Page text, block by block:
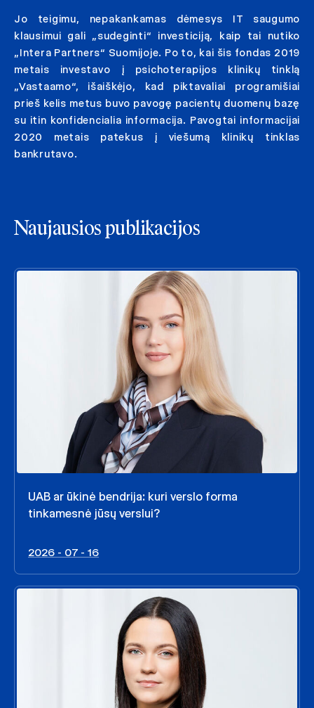
Jo teigimu, nepakankamas dėmesys IT saugumo
klausimui gali „sudeginti“ investiciją, kaip tai nutiko
„Intera Partners“ Suomijoje. Po to, kai šis fondas 2019
metais investavo į psichoterapijos klinikų tinklą
„Vastaamo“, išaiškėjo, kad piktavaliai programišiai
prieš kelis metus buvo pavogę pacientų duomenų bazę
su itin konfidencialia informacija. Pavogtai informacijai
2020 metais patekus į viešumą klinikų tinklas
bankrutavo.
Naujausios publikacijos
UAB ar ūkinė bendrija: kuri verslo forma
tinkamesnė jūsų verslui?
2026 - 07 - 16